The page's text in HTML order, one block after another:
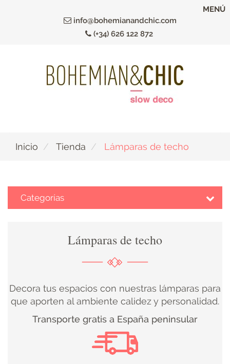
info@bohemianandchic.com
(+34) 626 122 872
MENÚ
Inicio Tienda Lámparas de techo
Categorías
DECOBODAS
Lámparas de techo
Decora tus espacios con nuestras lámparas para
que aporten al ambiente calidez y personalidad.
Transporte gratis a España peninsular